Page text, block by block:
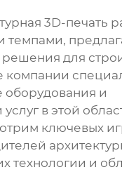
3D-печать
темпами,
для
компании
оборудования и
в этой
ключевых
технологии и